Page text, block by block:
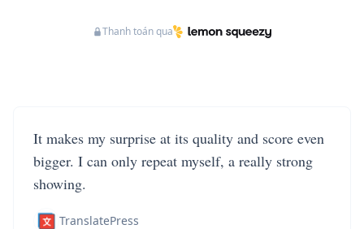
Thanh toán qua
It makes my surprise at its quality and score even
bigger. I can only repeat myself, a really strong
showing.
TranslatePress